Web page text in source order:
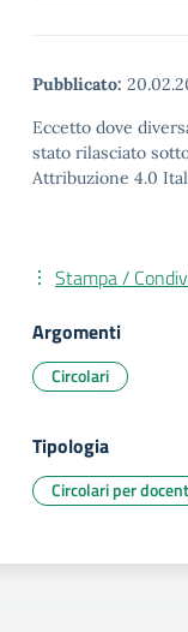
Pubblicato:
Eccetto dove
stato rilasciato
Attribuzione 4.0
Stampa /
Argomenti
Circolari
Tipologia
Circolari per